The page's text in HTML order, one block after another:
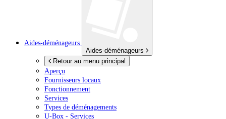
Aides-déménageurs
Aides-déménageurs
Retour au menu principal
Aperçu
Fournisseurs locaux
Fonctionnement
Services
Types de déménagements
U-Box - Services